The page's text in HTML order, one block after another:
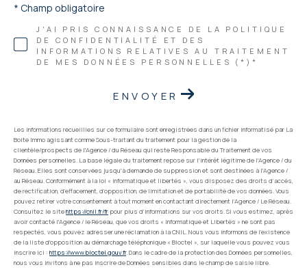
J'AI PRIS CONNAISSANCE DE LA POLITIQUE
DE CONFIDENTIALITÉ ET DES
INFORMATIONS RELATIVES AU TRAITEMENT
DE MES DONNÉES PERSONNELLES (*)*
* Champ obligatoire
ENVOYER
Les informations recueillies sur ce formulaire sont enregistrées dans un fichier informatisé par La
Boite Immo agissant comme Sous-traitant du traitement pour la gestion de la
clientèle/prospects de l'Agence / du Réseau qui reste Responsable du Traitement de vos
Données personnelles. La base légale du traitement repose sur l'intérêt légitime de l'Agence / du
Réseau. Elles sont conservées jusqu'à demande de suppression et sont destinées à l'Agence /
au Réseau. Conformément à la loi « informatique et libertés », vous disposez des droits d’accès,
de rectification, d’effacement, d’opposition, de limitation et de portabilité de vos données. Vous
pouvez retirer votre consentement à tout moment en contactant directement l’Agence / Le Réseau.
Consultez le sitehttps://cnil.fr/fr pour plus d’informations sur vos droits. Si vous estimez, après
avoir contacté l'Agence / le Réseau, que vos droits « Informatique et Libertés » ne sont pas
respectés, vous pouvez adresser une réclamation à la CNIL. Nous vous informons de l’existence
de la liste d'opposition au démarchage téléphonique « Bloctel », sur laquelle vous pouvez vous
inscrire ici : https://www.bloctel.gouv.fr. Dans le cadre de la protection des Données personnelles,
nous vous invitons à ne pas inscrire de Données sensibles dans le champ de saisie libre.